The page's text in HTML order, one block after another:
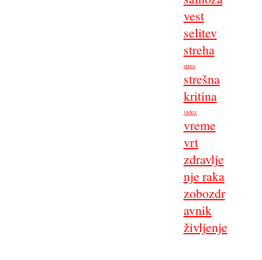
vest
selitev
streha
stres
strešna
kritina
videz
vreme
vrt
zdravlje
nje raka
zobozdr
avnik
življenje